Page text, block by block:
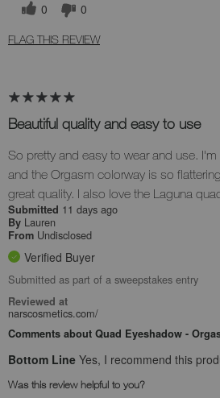
0 0
FLAG THIS REVIEW
Beautiful quality and easy to use
So pretty and easy to wear and use.
and the Orgasm colorway is so
great quality. I also love the Laguna
Submitted 11 days ago
By Lauren
From Undisclosed
Verified Buyer
Submitted as part of a sweepstakes entry
Reviewed at
narscosmetics.com/
Comments about Quad Eyeshadow -
Bottom Line Yes, I recommend this
Was this review helpful to you?